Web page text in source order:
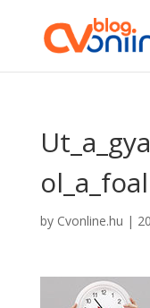
by Cvonline.hu |